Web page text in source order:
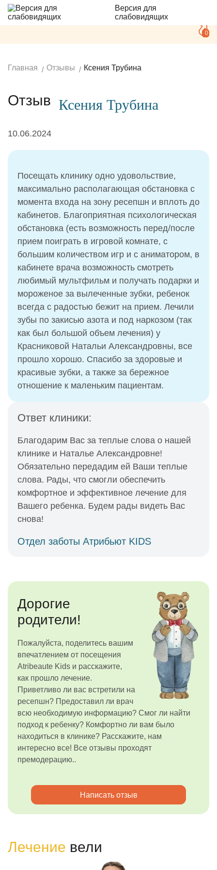
Версия для
слабовидящих
0
Главная Отзывы Ксения Трубина
Отзыв Ксения Трубина
10.06.2024
Посещать клинику одно удовольствие,
максимально располагающая обстановка с
момента входа на зону ресепшн и вплоть до
кабинетов. Благоприятная психологическая
обстановка (есть возможность перед/после
прием поиграть в игровой комнате, с
большим количеством игр и с аниматором, в
кабинете врача возможность смотреть
любимый мультфильм и получать подарки и
мороженое за вылеченные зубки, ребенок
всегда с радостью бежит на прием. Лечили
зубы по закисью азота и под наркозом (так
как был большой объем лечения) у
Красниковой Натальи Александровны, все
прошло хорошо. Спасибо за здоровые и
красивые зубки, а также за бережное
отношение к маленьким пациентам.
Ответ клиники:
Благодарим Вас за теплые слова о нашей
клинике и Наталье Александровне!
Обязательно передадим ей Ваши теплые
слова. Рады, что смогли обеспечить
комфортное и эффективное лечение для
Вашего ребенка. Будем рады видеть Вас
снова!
Отдел заботы Атрибьют KIDS
Дорогие
родители!
Пожалуйста, поделитесь вашим
впечатлением от посещения
Atribeaute Kids и расскажите,
как прошло лечение.
Приветливо ли вас встретили на
ресепшн? Предоставил ли врач
всю необходимую информацию? Смог ли найти
подход к ребенку? Комфортно ли вам было
находиться в клинике? Расскажите, нам
интересно все! Все отзывы проходят
премодерацию..
Написать отзыв
Лечение вели